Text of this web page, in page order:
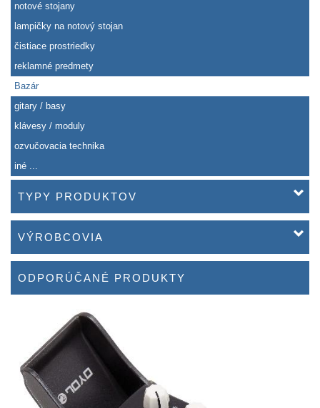
notové stojany
lampičky na notový stojan
čistiace prostriedky
reklamné predmety
Bazár
gitary / basy
klávesy / moduly
ozvučovacia technika
iné ...
TYPY PRODUKTOV
VÝROBCOVIA
ODPORÚČANÉ PRODUKTY